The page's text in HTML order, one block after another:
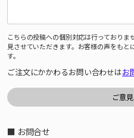
こちらの投稿への個別対応は行っており
見させていただきます。お客様の声をもと
す。
ご注文にかかわるお問い合わせはお
■ お問合せ